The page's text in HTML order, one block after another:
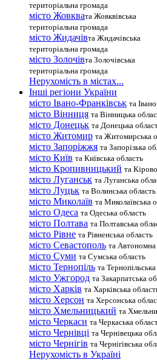
територіальна громада
місто Жовквата Жовквівська
територіальна громада
місто Жидачівта Жидачівська
територіальна громада
місто Золочівта Золочівська
територіальна громада
Нерухомість в містах...
Інші регіони України
місто Івано-Франківськ та
місто Вінниця та Вінницька
місто Донецьк та Донецька
місто Житомир та Житомирська
місто Запоріжжя та Запорізька
місто Київ та Київська область
місто Кропивницький та
місто Луганськ та Луганська
місто Луцьк та Волинська область
місто Миколаїв та Миколаївська
місто Одеса та Одеська область
місто Полтава та Полтавська
місто Рівне та Рівненська область
місто Севастополь та
місто Суми та Сумська область
місто Тернопіль та
місто Ужгород та Закарпатська
місто Харків та Харківська
місто Херсон та Херсонська
місто Хмельницький та
місто Черкаси та Черкаська
місто Чернівці та Чернівецька
місто Чернігів та Чернігівська
Нерухомість в Україні